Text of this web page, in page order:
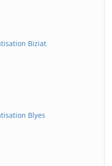
Biziat
Blyes